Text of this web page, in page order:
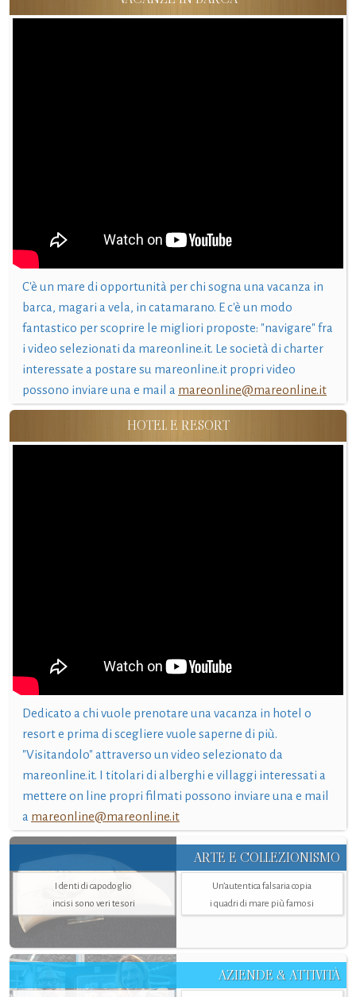
C'è un mare di opportunità per chi sogna una vacanza in
barca, magari a vela, in catamarano. E c'è un modo
fantastico per scoprire le migliori proposte: "navigare" fra
i video selezionati da mareonline.it. Le società di charter
interessate a postare su mareonline.it propri video
possono inviare una e mail a mareonline@mareonline.it
HOTEL E RESORT
Dedicato a chi vuole prenotare una vacanza in hotel o
resort e prima di scegliere vuole saperne di più.
"Visitandolo" attraverso un video selezionato da
mareonline.it. I titolari di alberghi e villaggi interessati a
mettere on line propri filmati possono inviare una e mail
a mareonline@mareonline.it
ARTE E COLLEZIONISMO
I denti di capodoglio
incisi sono veri tesori
Un’autentica falsaria copia
i quadri di mare più famosi
AZIENDE & ATTIVITÀ